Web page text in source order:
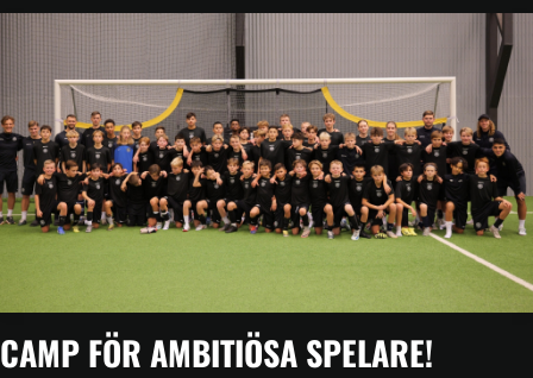
CAMP FÖR AMBITIÖSA SPELARE!